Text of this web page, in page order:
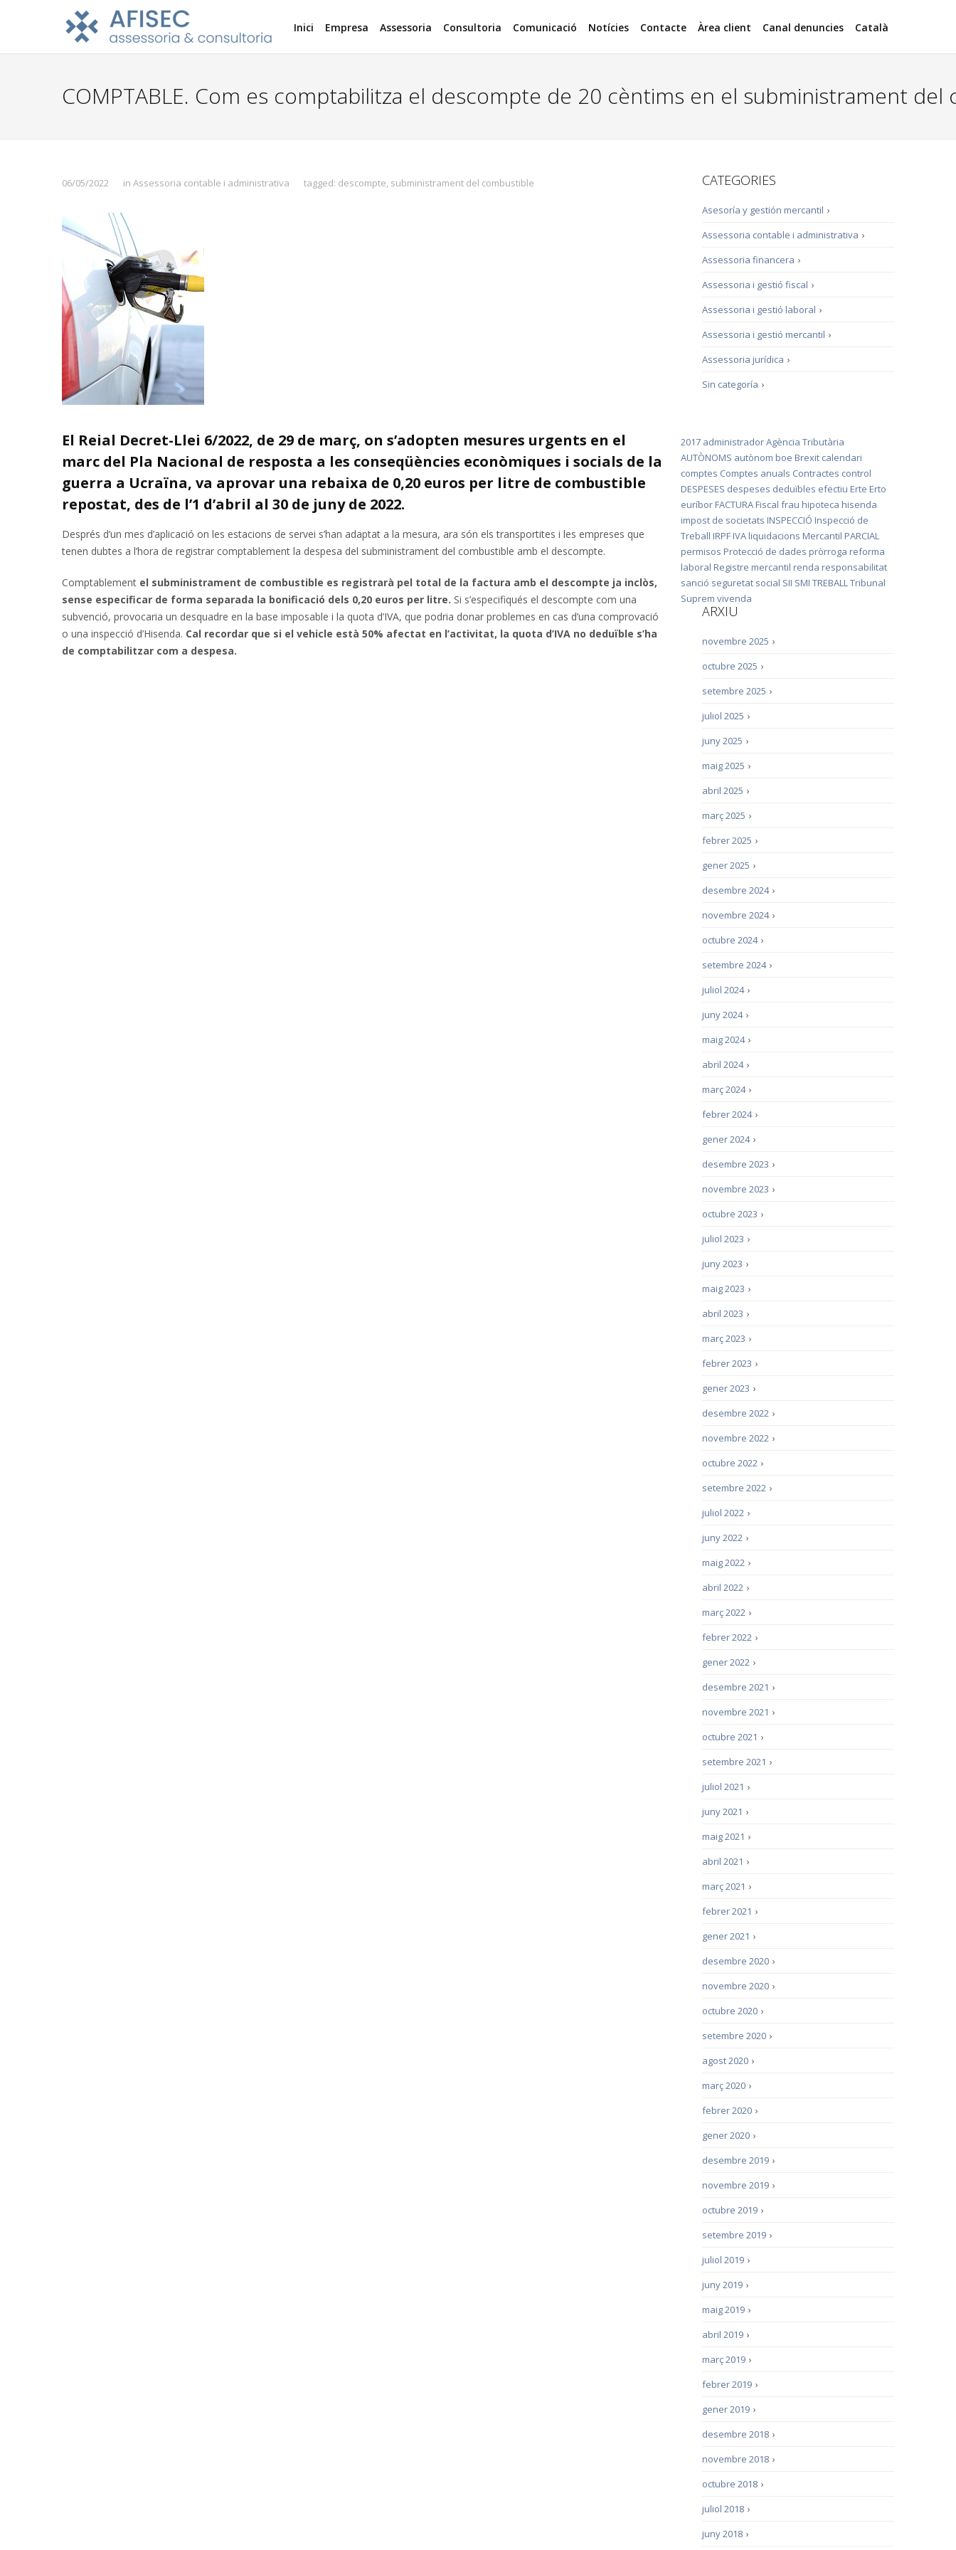
Inici Empresa Assessoria Consultoria Comunicació Notícies Contacte Àrea client Canal denuncies Català
COMPTABLE. Com es comptabilitza el descompte de 20 cèntims en el subministrament del
06/05/2022 in Assessoria contable i administrativa tagged: descompte, subministrament del combustible
El Reial Decret-Llei 6/2022, de 29 de març, on s’adopten mesures urgents en el
marc del Pla Nacional de resposta a les conseqüències econòmiques i socials de la
guerra a Ucraïna, va aprovar una rebaixa de 0,20 euros per litre de combustible
repostat, des de l’1 d’abril al 30 de juny de 2022.
Després d’un mes d’aplicació on les estacions de servei s’han adaptat a la mesura, ara són els transportites i les empreses que
tenen dubtes a l’hora de registrar comptablement la despesa del subministrament del combustible amb el descompte.
Comptablement el subministrament de combustible es registrarà pel total de la factura amb el descompte ja inclòs,
sense especificar de forma separada la bonificació dels 0,20 euros per litre. Si s’especifiqués el descompte com una
subvenció, provocaria un desquadre en la base imposable i la quota d’IVA, que podria donar problemes en cas d’una comprovació
o una inspecció d’Hisenda. Cal recordar que si el vehicle està 50% afectat en l’activitat, la quota d’IVA no deduïble s’ha
de comptabilitzar com a despesa.
CATEGORIES
›
Asesoría y gestión mercantil
›
Assessoria contable i administrativa
›
Assessoria financera
›
Assessoria i gestió fiscal
›
Assessoria i gestió laboral
›
Assessoria i gestió mercantil
›
Assessoria jurídica
›
Sin categoría
2017 administradorAgència Tributària
AUTÒNOMS autònom boe Brexit calendari
comptes Comptes anuals Contractes control
DESPESES despeses deduïbles efectiu Erte Erto
euríbor FACTURA Fiscal frau hipoteca hisenda
impost de societats INSPECCIÓ Inspecció de
Treball IRPF IVA liquidacions Mercantil PARCIAL
permisos Protecció de dades pròrroga reforma
laboral Registre mercantil renda responsabilitat
sanció seguretat social SII SMI TREBALLTribunal
Suprem vivenda
ARXIU
›
novembre 2025
›
octubre 2025
›
setembre 2025
›
juliol 2025
›
juny 2025
›
maig 2025
›
abril 2025
›
març 2025
›
febrer 2025
›
gener 2025
›
desembre 2024
›
novembre 2024
›
octubre 2024
›
setembre 2024
›
juliol 2024
›
juny 2024
›
maig 2024
›
abril 2024
›
març 2024
›
febrer 2024
›
gener 2024
›
desembre 2023
›
novembre 2023
›
octubre 2023
›
juliol 2023
›
juny 2023
›
maig 2023
›
abril 2023
›
març 2023
›
febrer 2023
›
gener 2023
›
desembre 2022
›
novembre 2022
›
octubre 2022
›
setembre 2022
›
juliol 2022
›
juny 2022
›
maig 2022
›
abril 2022
›
març 2022
›
febrer 2022
›
gener 2022
›
desembre 2021
›
novembre 2021
›
octubre 2021
›
setembre 2021
›
juliol 2021
›
juny 2021
›
maig 2021
›
abril 2021
›
març 2021
›
febrer 2021
›
gener 2021
›
desembre 2020
›
novembre 2020
›
octubre 2020
›
setembre 2020
›
agost 2020
›
març 2020
›
febrer 2020
›
gener 2020
›
desembre 2019
›
novembre 2019
›
octubre 2019
›
setembre 2019
›
juliol 2019
›
juny 2019
›
maig 2019
›
abril 2019
›
març 2019
›
febrer 2019
›
gener 2019
›
desembre 2018
›
novembre 2018
›
octubre 2018
›
juliol 2018
›
juny 2018